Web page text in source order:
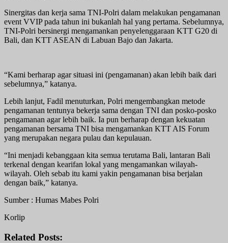
Sinergitas dan kerja sama TNI-Polri dalam melakukan pengamanan
event VVIP pada tahun ini bukanlah hal yang pertama. Sebelumnya,
TNI-Polri bersinergi mengamankan penyelenggaraan KTT G20 di
Bali, dan KTT ASEAN di Labuan Bajo dan Jakarta.
“Kami berharap agar situasi ini (pengamanan) akan lebih baik dari
sebelumnya,” katanya.
Lebih lanjut, Fadil menuturkan, Polri mengembangkan metode
pengamanan tentunya bekerja sama dengan TNI dan posko-posko
pengamanan agar lebih baik. Ia pun berharap dengan kekuatan
pengamanan bersama TNI bisa mengamankan KTT AIS Forum
yang merupakan negara pulau dan kepulauan.
“Ini menjadi kebanggaan kita semua terutama Bali, lantaran Bali
terkenal dengan kearifan lokal yang mengamankan wilayah-
wilayah. Oleh sebab itu kami yakin pengamanan bisa berjalan
dengan baik,” katanya.
Sumber : Humas Mabes Polri
Korlip
Related Posts: